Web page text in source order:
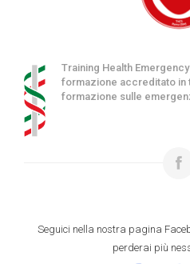
Training Health
formazione accreditato in
formazione sulle
Seguici nella nostra pagina
perderai più